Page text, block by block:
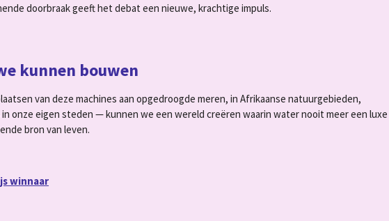
doorbraak geeft het debat een nieuwe, krachtige impuls.
kunnen bouwen
van deze machines aan opgedroogde meren, in Afrikaanse natuurgebieden,
onze eigen steden — kunnen we een wereld creëren waarin water nooit meer een
bron van leven.
winnaar